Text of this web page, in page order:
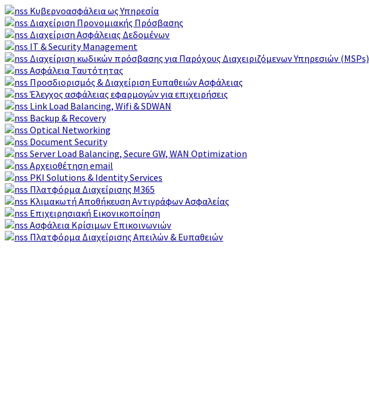
Κυβερνοασφάλεια ως Υπηρεσία
Διαχείριση Προνομιακής Πρόσβασης
Διαχείριση Ασφάλειας Δεδομένων
IT & Security Management
Διαχείριση κωδικών πρόσβασης για Παρόχους Διαχειριζόμενων Υπηρεσιών (MSPs)
Ασφάλεια Ταυτότητας
Προσδιορισμός & Διαχείριση Ευπαθειών Ασφάλειας
Έλεγχος ασφάλειας εφαρμογών για επιχειρήσεις
Link Load Balancing, Wifi & SDWAN
Backup & Recovery
Optical Networking
Document Security
Server Load Balancing, Secure GW, WAN Optimization
Αρχειοθέτηση email
PKI Solutions & Identity Services
Πλατφόρμα Διαχείρισης M365
Κλιμακωτή Αποθήκευση Αντιγράφων Ασφαλείας
Επιχειρησιακή Εικονικοποίηση
Ασφάλεια Κρίσιμων Επικοινωνιών
Πλατφόρμα Διαχείρισης Απειλών & Ευπαθειών
Μετάβαση
στο
περιεχόμενο